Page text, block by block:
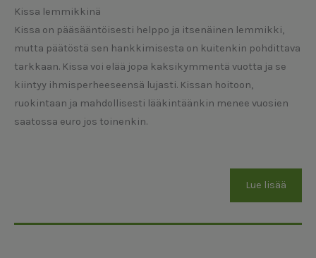
Kissa lemmikkinä
Kissa on pääsääntöisesti helppo ja itsenäinen lemmikki,
mutta päätöstä sen hankkimisesta on kuitenkin pohdittava
tarkkaan. Kissa voi elää jopa kaksikymmentä vuotta ja se
kiintyy ihmisperheeseensä lujasti. Kissan hoitoon,
ruokintaan ja mahdollisesti lääkintäänkin menee vuosien
saatossa euro jos toinenkin.
Lue lisää